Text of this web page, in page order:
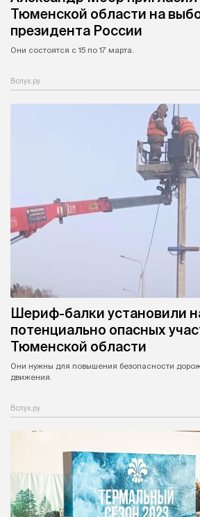
Тюменской области на
президента России
Они состоятся с 15 по 17 марта.
Вслух.ру
Шериф-балки установили
потенциально опасных
Тюменской области
Они нужны для повышения безопасности
движения.
Вслух.ру